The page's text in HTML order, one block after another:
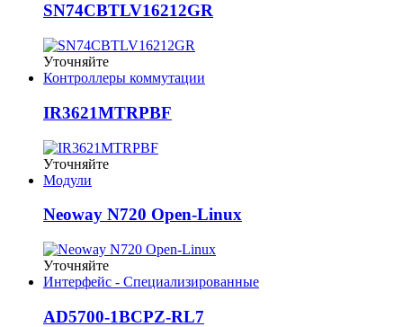
SN74CBTLV16212GR
Уточняйте
Контроллеры коммутации
IR3621MTRPBF
Уточняйте
Модули
Neoway N720 Open-Linux
Уточняйте
Интерфейс - Специализированные
AD5700-1BCPZ-RL7